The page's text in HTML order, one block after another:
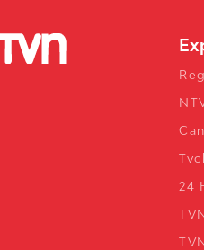
24